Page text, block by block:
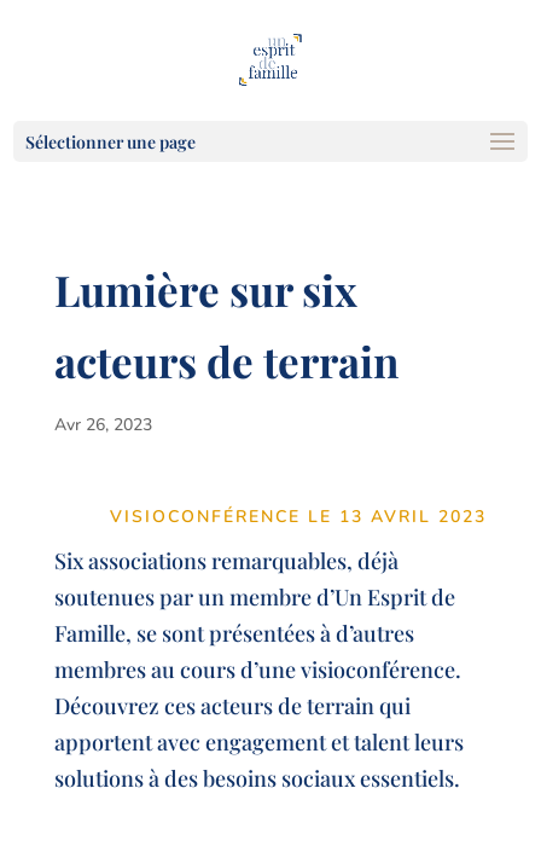
Sélectionner une page
Lumière sur six
acteurs de terrain
Avr 26, 2023
VISIOCONFÉRENCE LE 13 AVRIL 2023
Six associations remarquables, déjà
soutenues par un membre d’Un Esprit de
Famille, se sont présentées à d’autres
membres au cours d’une visioconférence.
Découvrez ces acteurs de terrain qui
apportent avec engagement et talent leurs
solutions à des besoins sociaux essentiels.